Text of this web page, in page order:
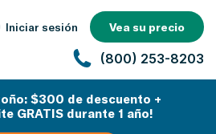
Iniciar sesión Vea su precio
(800) 253-8203
$300 de descuento +
GRATIS durante 1 año!